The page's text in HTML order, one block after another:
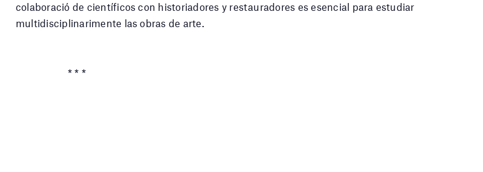
colaboració de científicos con historiadores y restauradores es esencial para estudiar
multidisciplinarimente las obras de arte.
* * *